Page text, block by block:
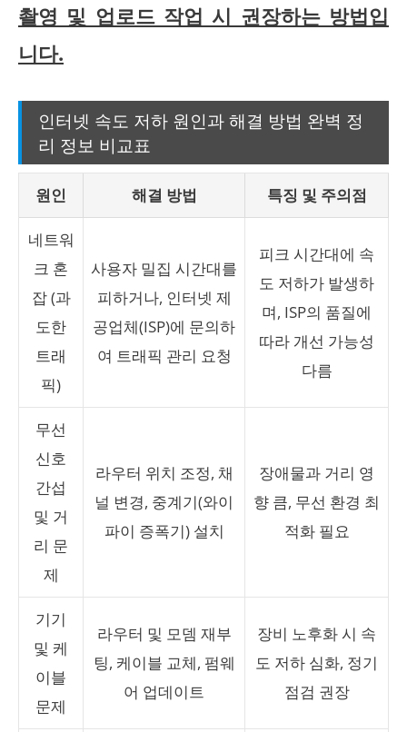
촬영 및 업로드 작업 시 권장하는 방법입
니다.
인터넷 속도 저하 원인과 해결 방법 완벽 정
리 정보 비교표
원인 해결 방법 특징 및 주의점
네트워
크 혼
잡 (과
도한
트래
픽)
사용자 밀집 시간대를
피하거나, 인터넷 제
공업체(ISP)에 문의하
여 트래픽 관리 요청
피크 시간대에 속
도 저하가 발생하
며, ISP의 품질에
따라 개선 가능성
다름
무선
신호
간섭
및 거
리 문
제
라우터 위치 조정, 채
널 변경, 중계기(와이
파이 증폭기) 설치
장애물과 거리 영
향 큼, 무선 환경 최
적화 필요
기기
및 케
이블
문제
라우터 및 모뎀 재부
팅, 케이블 교체, 펌웨
어 업데이트
장비 노후화 시 속
도 저하 심화, 정기
점검 권장